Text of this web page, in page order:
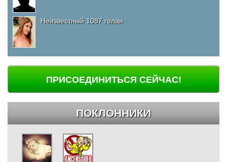
Неизвестный 1087 голая
ПРИСОЕДИНИТЬСЯ СЕЙЧАС!
ПОКЛОННИКИ